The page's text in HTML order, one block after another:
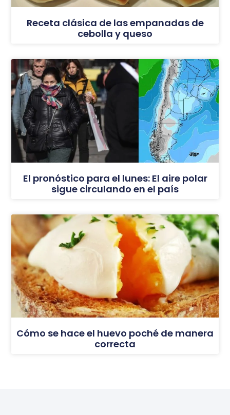
Receta clásica de las empanadas de
cebolla y queso
El pronóstico para el lunes: El aire polar
sigue circulando en el país
Cómo se hace el huevo poché de manera
correcta